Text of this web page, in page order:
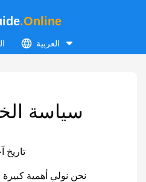
.Online
العربية
سياسة
تاريخ آخر
نحن نولي أهمية